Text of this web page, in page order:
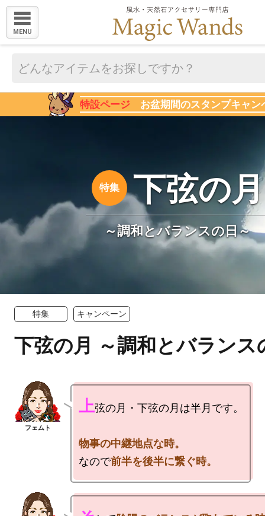
MENU
特設ページ お盆期間のスタンプキャン
下弦の月
～調和とバランスの日～
特集 キャンペーン
下弦の月 ～調和とバランス
上弦の月・下弦の月は半月です。
なので前半を後半に繋ぐ時。